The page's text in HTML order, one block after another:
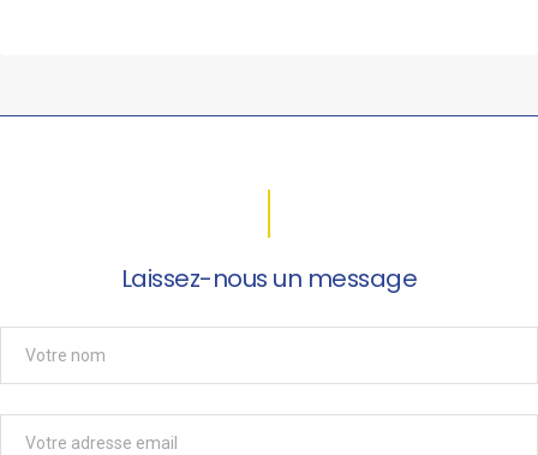
Laissez-nous un message